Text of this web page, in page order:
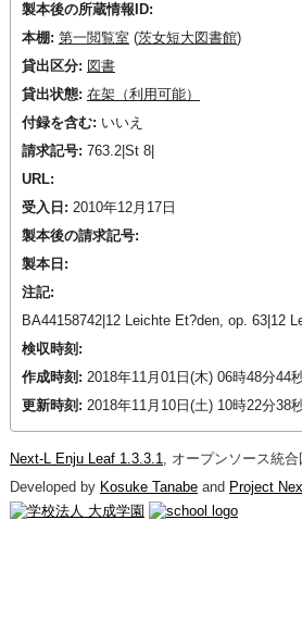
製本後の所蔵情報ID:
本棚: 第一閲覧室 (茨女短大図書館)
貸出区分: 図書
貸出状態: 在架（利用可能）
付録を含む: いいえ
請求記号: 763.2|St 8|
URL:
受入日: 2010年12月17日
製本後の請求記号:
製本日:
注記:
BA44158742|12 Leichte Et?den, op. 63|12
検収時刻:
作成時刻: 2018年11月01日(木) 06時48分44
更新時刻: 2018年11月10日(土) 10時22分38
Next-L Enju Leaf 1.3.3.1, オープンソース統合
Developed by Kosuke Tanabe and Project